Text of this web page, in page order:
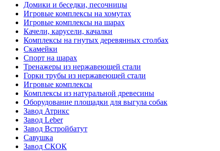
Домики и беседки, песочницы
Игровые комплексы на хомутах
Игровые комплексы на шарах
Качели, карусели, качалки
Комплексы на гнутых деревянных столбах
Скамейки
Спорт на шарах
Тренажеры из нержавеющей стали
Горки трубы из нержавеющей стали
Игровые комплексы
Комплексы из натуральной древесины
Оборудование площадки для выгула собак
Завод Атрикс
Завод Leber
Завод Встройбатут
Савушка
Завод СКОК